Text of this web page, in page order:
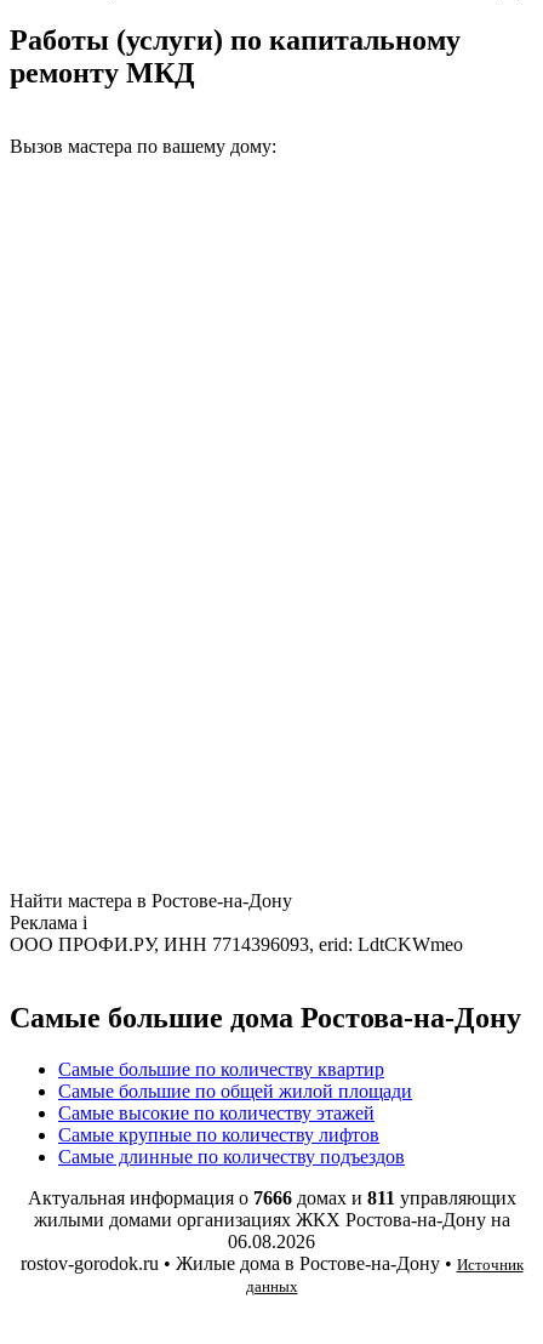
Работы (услуги) по капитальному
ремонту МКД
Вызов мастера по вашему дому:
Найти мастера в Ростове-на-Дону
Реклама i
ООО ПРОФИ.РУ, ИНН 7714396093, erid: LdtCKWmeo
Самые большие дома Ростова-на-Дону
Самые большие по количеству квартир
Самые большие по общей жилой площади
Самые высокие по количеству этажей
Самые крупные по количеству лифтов
Самые длинные по количеству подъездов
Актуальная информация о 7666 домах и 811 управляющих
жилыми домами организациях ЖКХ Ростова-на-Дону на
06.08.2026
rostov-gorodok.ru • Жилые дома в Ростове-на-Дону • Источник
данных